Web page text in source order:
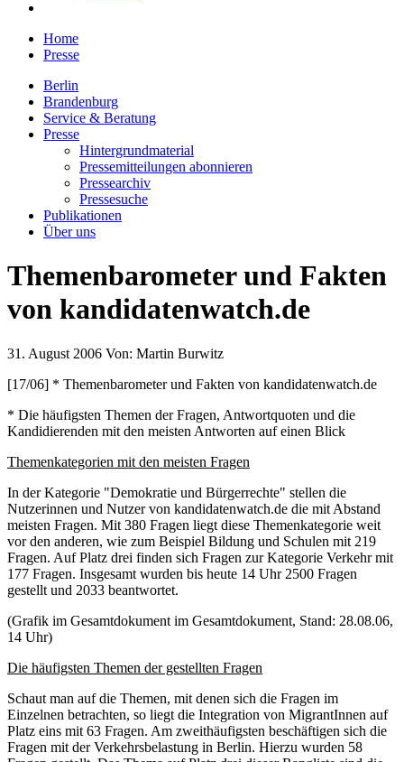
Home
Presse
Berlin
Brandenburg
Service & Beratung
Presse
Hintergrundmaterial
Pressemitteilungen abonnieren
Pressearchiv
Pressesuche
Publikationen
Über uns
Themenbarometer und Fakten
von kandidatenwatch.de
31. August 2006 Von: Martin Burwitz
[17/06] * Themenbarometer und Fakten von kandidatenwatch.de
* Die häufigsten Themen der Fragen, Antwortquoten und die
Kandidierenden mit den meisten Antworten auf einen Blick
Themenkategorien mit den meisten Fragen
In der Kategorie "Demokratie und Bürgerrechte" stellen die
Nutzerinnen und Nutzer von kandidatenwatch.de die mit Abstand
meisten Fragen. Mit 380 Fragen liegt diese Themenkategorie weit
vor den anderen, wie zum Beispiel Bildung und Schulen mit 219
Fragen. Auf Platz drei finden sich Fragen zur Kategorie Verkehr mit
177 Fragen. Insgesamt wurden bis heute 14 Uhr 2500 Fragen
gestellt und 2033 beantwortet.
(Grafik im Gesamtdokument im Gesamtdokument, Stand: 28.08.06,
14 Uhr)
Die häufigsten Themen der gestellten Fragen
Schaut man auf die Themen, mit denen sich die Fragen im
Einzelnen betrachten, so liegt die Integration von MigrantInnen auf
Platz eins mit 63 Fragen. Am zweithäufigsten beschäftigen sich die
Fragen mit der Verkehrsbelastung in Berlin. Hierzu wurden 58